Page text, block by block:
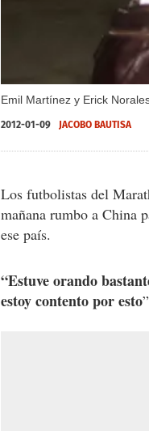
Emil Martínez y Erick
2012-01-09 JACOBO BAUTISA
Los futbolistas del
mañana rumbo a China
ese país.
“Estuve orando
estoy contento por esto